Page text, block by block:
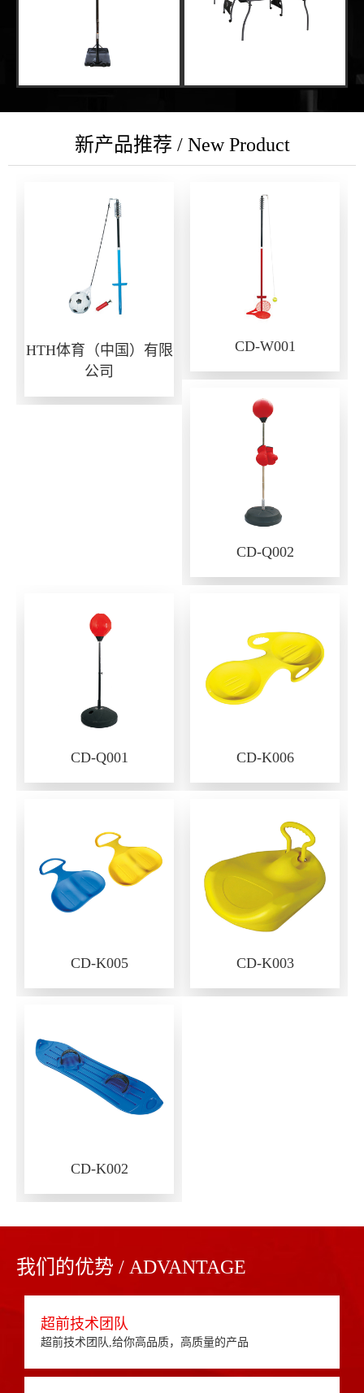
新产品推荐 / New Product
HTH体育（中国）有限
公司
CD-W001
CD-Q002
CD-Q001 CD-K006
CD-K005 CD-K003
CD-K002
我们的优势 / ADVANTAGE
超前技术团队
超前技术团队,给你高品质，高质量的产品